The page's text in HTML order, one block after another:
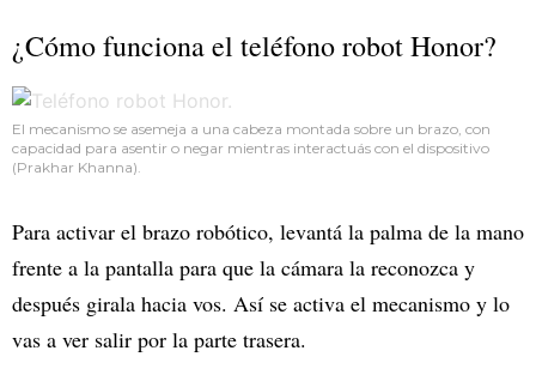
¿Cómo funciona el teléfono robot Honor?
El mecanismo se asemeja a una cabeza montada sobre un brazo, con
capacidad para asentir o negar mientras interactuás con el dispositivo
(Prakhar Khanna).
Para activar el brazo robótico, levantá la palma de la mano
frente a la pantalla para que la cámara la reconozca y
después girala hacia vos. Así se activa el mecanismo y lo
vas a ver salir por la parte trasera.